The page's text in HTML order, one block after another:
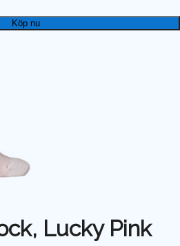
Köp nu
Lucky Pink